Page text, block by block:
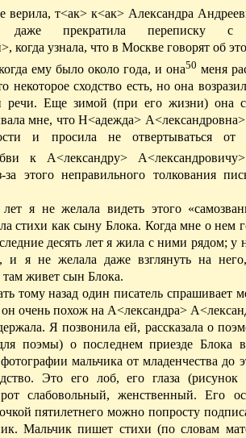
верила, т<ак> к<ак> Александра
даже прекратила переписку c
когда узнала, что в Москве говорят об
ему было около года, и она50 меня
некоторое сходство есть, но она
Еще зимой (при его жизни) она с
мне, что Н<адежда> А
и просила не отвертываться
к А<лександру>
этого неправильного толкования
лет я не желала видеть этого
стихи как сыну Блока. Когда мне о нем
десять лет я жила с ними рядом; у
и я не желала даже взглянуть на
там живет сын Блока.
тому назад один писатель спрашивает
очень похож на А<лександра>
Я позвонила ей, рассказала о
поэмы) о последнем приезде Блока
мальчика от младенчества до
Это его лоб, его глаза
слабовольный, женственный. Его
пятилетнего можно попросту
Мальчик пишет стихи (по словам